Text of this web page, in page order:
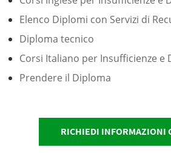
Elenco Diplomi con Servizi di
Diploma tecnico
Corsi Italiano per Insufficienze e
Prendere il Diploma
RICHIEDI INFORMAZIONI